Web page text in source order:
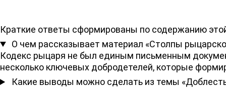
Краткие ответы сформированы по содержанию
О чем рассказывает материал «Столпы
Кодекс рыцаря не был единым письменным
несколько ключевых добродетелей, которые
Какие выводы можно сделать из темы